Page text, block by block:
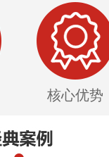
核心优势